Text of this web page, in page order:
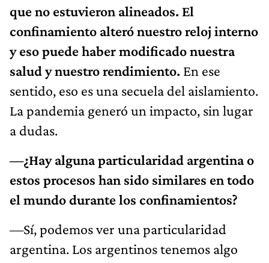
que no estuvieron alineados. El
confinamiento alteró nuestro reloj interno
y eso puede haber modificado nuestra
salud y nuestro rendimiento. En ese
sentido, eso es una secuela del aislamiento.
La pandemia generó un impacto, sin lugar
a dudas.
—¿Hay alguna particularidad argentina o
estos procesos han sido similares en todo
el mundo durante los confinamientos?
—Sí, podemos ver una particularidad
argentina. Los argentinos tenemos algo